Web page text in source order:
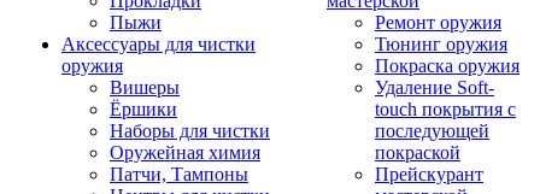
Пыжи
Аксессуары для чистки
оружия
Вишеры
Ёршики
Наборы для чистки
Оружейная химия
Патчи, Тампоны
Ремонт оружия
Тюнинг оружия
Покраска оружия
Удаление Soft-
touch покрытия с
последующей
покраской
Прейскурант